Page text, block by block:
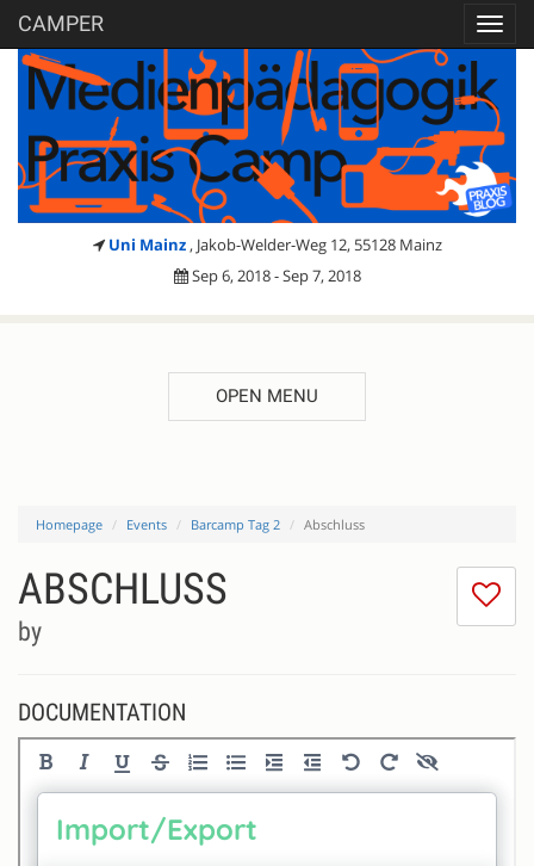
CAMPER
Uni Mainz , Jakob-Welder-Weg 12, 55128 Mainz
Sep 6, 2018 - Sep 7, 2018
OPEN MENU
Homepage Events Barcamp Tag 2 Abschluss
I
ABSCHLUSS
by
DOCUMENTATION